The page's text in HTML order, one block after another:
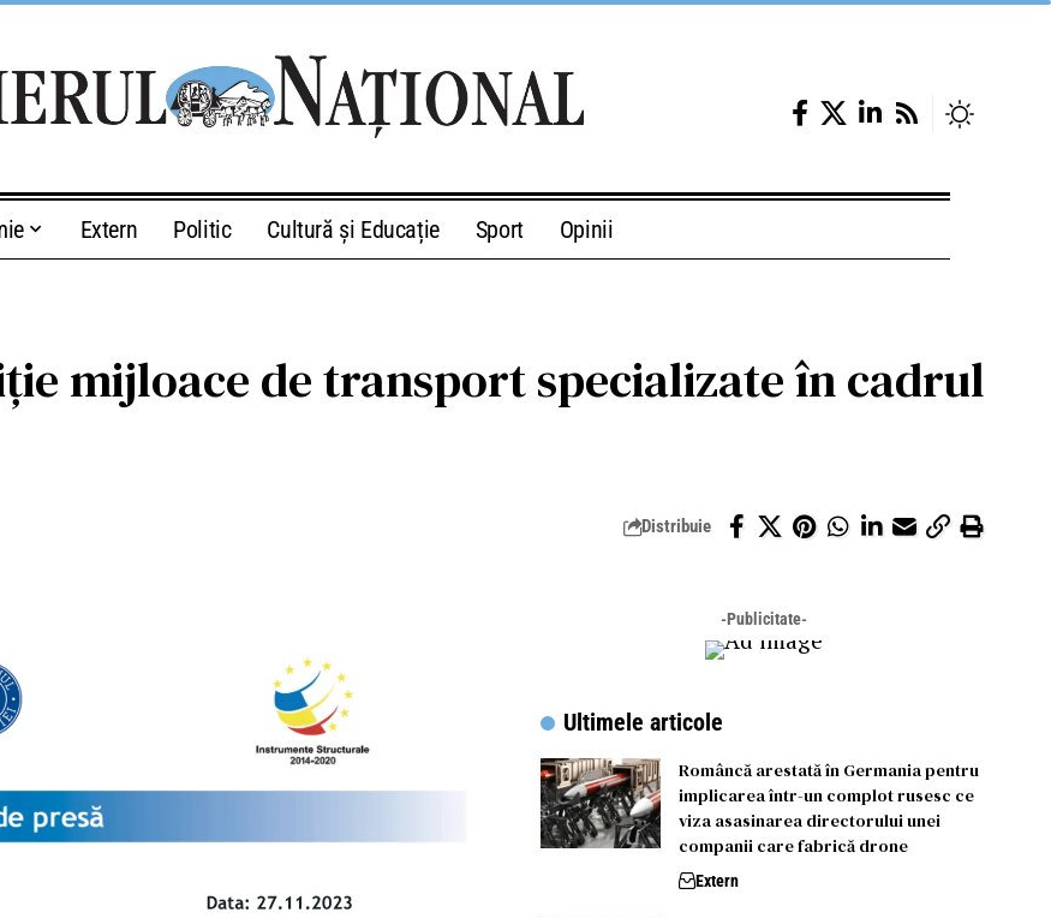
Extern Politic Cultură și Educație Sport Opinii
mijloace de transport specializate în cadrul
Distribuie
-Publicitate-
Ultimele articole
Româncă arestată în Germania pentru
implicarea într-un complot rusesc ce
viza asasinarea directorului unei
companii care fabrică drone
Extern